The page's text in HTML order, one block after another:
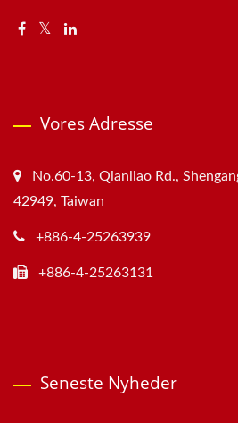
Vores Adresse
No.60-13, Qianliao Rd.,
42949, Taiwan
+886-4-25263939
+886-4-25263131
Seneste Nyheder